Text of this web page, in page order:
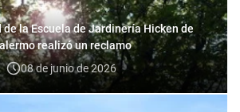
la Escuela de Jardinería Hicken de
realizó un reclamo
08 de junio de 2026